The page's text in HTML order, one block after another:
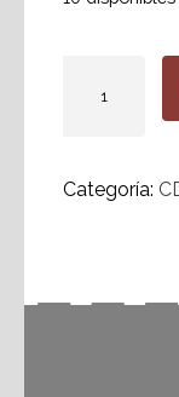
Ferrari
Categoría: